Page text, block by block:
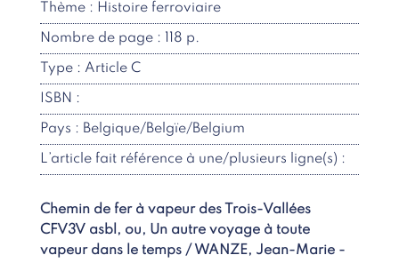
Thème : Histoire ferroviaire
Nombre de page : 118 p.
Type : Article C
ISBN :
Pays : Belgique/Belgïe/Belgium
L’article fait référence à une/plusieurs ligne(s) :
Chemin de fer à vapeur des Trois-Vallées
CFV3V asbl, ou, Un autre voyage à toute
vapeur dans le temps / WANZE, Jean-Marie -